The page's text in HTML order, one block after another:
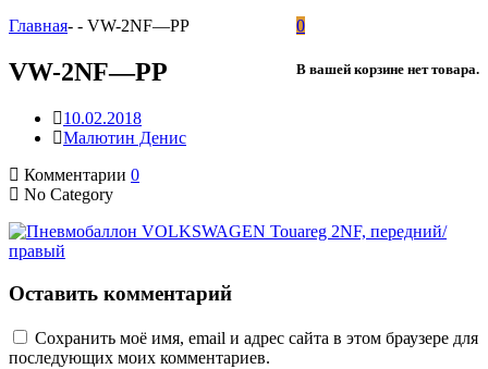
0
В вашей корзине нет товара.
Главная- - VW-2NF—PP
VW-2NF—PP
10.02.2018
Малютин Денис
Комментарии 0
No Category
Оставить комментарий
Сохранить моё имя, email и адрес сайта в этом браузере для
последующих моих комментариев.